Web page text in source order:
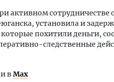
активном сотрудничестве с
установила и
похитили деньги,
следственные
и вMax